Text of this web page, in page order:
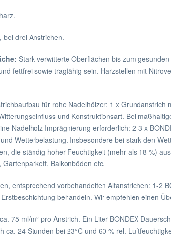
bei drei Anstrichen.
Stark verwitterte Oberflächen bis zum
fettfrei sowie tragfähig sein. Harzstellen mit
für rohe Nadelhölzer: 1 x Grundanstrich
und Konstruktionsart. Bei
Nadelholz Imprägnierung erforderlich: 2-3 x
Wetterbelastung. Insbesondere bei stark den
die ständig hoher Feuchtigkeit (mehr als 18 %)
Gartenparkett, Balkonböden etc.
entsprechend vorbehandelten Altanstrichen: 1-2
behandeln. Wir empfehlen einen
75 ml/m² pro Anstrich. Ein Liter BONDEX
ca. 24 Stunden bei 23°C und 60 % rel.